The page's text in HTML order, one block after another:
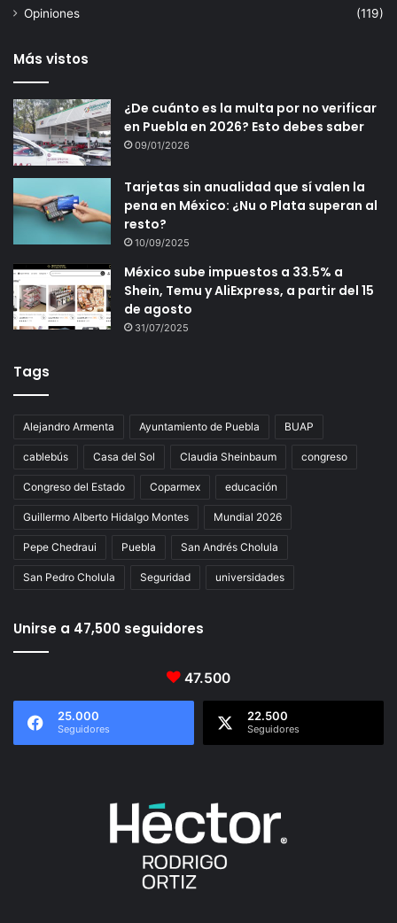
Opiniones (119)
Más vistos
¿De cuánto es la multa por no verificar
en Puebla en 2026? Esto debes saber
09/01/2026
Tarjetas sin anualidad que sí valen la
pena en México: ¿Nu o Plata superan al
resto?
10/09/2025
México sube impuestos a 33.5% a
Shein, Temu y AliExpress, a partir del 15
de agosto
31/07/2025
Tags
Alejandro Armenta Ayuntamiento de Puebla BUAP
cablebús Casa del Sol Claudia Sheinbaum congreso
Congreso del Estado Coparmex educación
Guillermo Alberto Hidalgo Montes Mundial 2026
Pepe Chedraui Puebla San Andrés Cholula
San Pedro Cholula Seguridad universidades
Unirse a 47,500 seguidores
47.500
25.000
Seguidores
22.500
Seguidores